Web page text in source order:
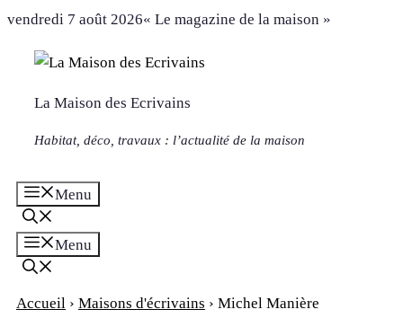
Aller
contenu
vendredi 7 août 2026« Le magazine de la maison »
La Maison des Ecrivains
Habitat, déco, travaux : l’actualité de la maison
Menu
Menu
Accueil › Maisons d'écrivains › Michel Manière